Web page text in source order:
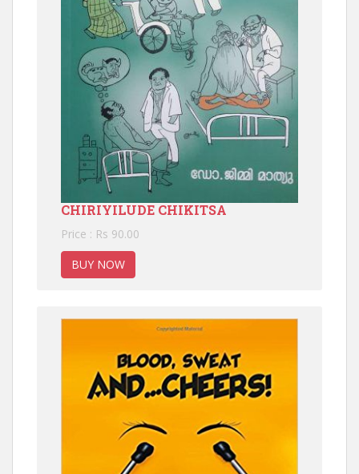
CHIRIYILUDE CHIKITSA
Price : Rs 90.00
BUY NOW